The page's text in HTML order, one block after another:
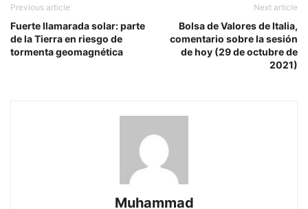
Previous article
Fuerte llamarada solar: parte
de la Tierra en riesgo de
tormenta geomagnética
Next article
Bolsa de Valores de Italia,
comentario sobre la sesión
de hoy (29 de octubre de
2021)
Muhammad